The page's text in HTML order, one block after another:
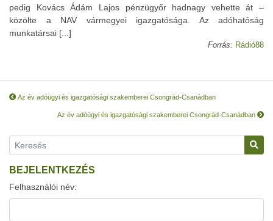
pedig Kovács Ádám Lajos pénzügyőr hadnagy vehette át –
közölte a NAV vármegyei igazgatósága. Az adóhatóság
munkatársai [...]
Forrás: Rádió88
Az év adóügyi és igazgatósági szakemberei Csongrád-Csanádban
Az év adóügyi és igazgatósági szakemberei Csongrád-Csanádban
BEJELENTKEZÉS
Felhasználói név: